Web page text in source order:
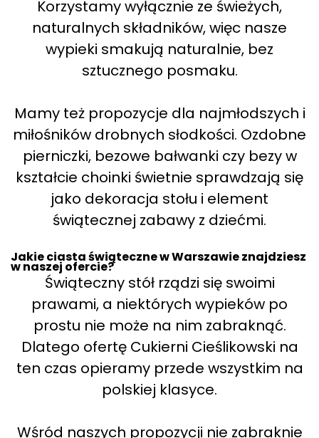
Korzystamy wyłącznie ze świeżych,
naturalnych składników, więc nasze
wypieki smakują naturalnie, bez
sztucznego posmaku.
Mamy też propozycje dla najmłodszych i
miłośników drobnych słodkości. Ozdobne
pierniczki, bezowe bałwanki czy bezy w
kształcie choinki świetnie sprawdzają się
jako dekoracja stołu i element
świątecznej zabawy z dziećmi.
Jakie ciasta świąteczne w Warszawie znajdziesz
w naszej ofercie?
Świąteczny stół rządzi się swoimi
prawami, a niektórych wypieków po
prostu nie może na nim zabraknąć.
Dlatego ofertę Cukierni Cieślikowski na
ten czas opieramy przede wszystkim na
polskiej klasyce.
Wśród naszych propozycji nie zabraknie